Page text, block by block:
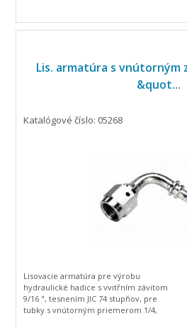
Lis. armatúra s vnútorným
&quot...
Katalógové číslo: 05268
Lisovacie armatúra pre výrobu
hydraulické hadice s vvitřním závitom
9/16 ", tesnením JIC 74 stupňov, pre
tubky s vnútorným priemerom 1/4,